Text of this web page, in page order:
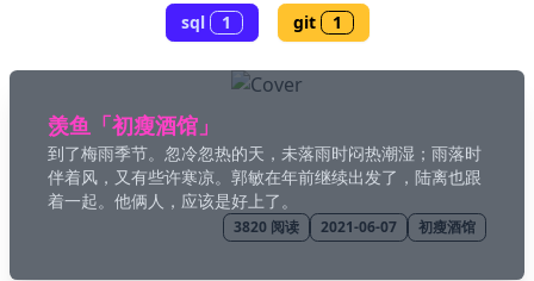
🏴 black
sql 1 git 1
羡鱼「初瘦酒馆」
到了梅雨季节。忽冷忽热的天，未落雨时闷热潮湿；雨落时
伴着风，又有些许寒凉。郭敏在年前继续出发了，陆离也跟
着一起。他俩人，应该是好上了。
3820 阅读 2021-06-07 初瘦酒馆